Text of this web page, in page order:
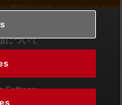
について
Settings